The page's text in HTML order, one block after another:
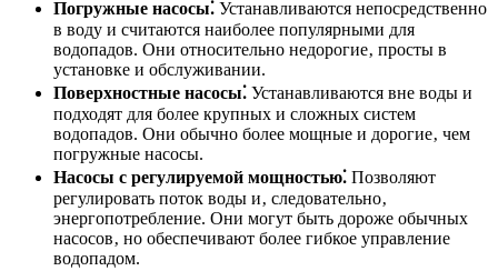
Погружные насосы⁚ Устанавливаются непосредственно
в воду и считаются наиболее популярными для
водопадов. Они относительно недорогие‚ просты в
установке и обслуживании.
Поверхностные насосы⁚ Устанавливаются вне воды и
подходят для более крупных и сложных систем
водопадов. Они обычно более мощные и дорогие‚ чем
погружные насосы.
Насосы с регулируемой мощностью⁚ Позволяют
регулировать поток воды и‚ следовательно‚
энергопотребление. Они могут быть дороже обычных
насосов‚ но обеспечивают более гибкое управление
водопадом.